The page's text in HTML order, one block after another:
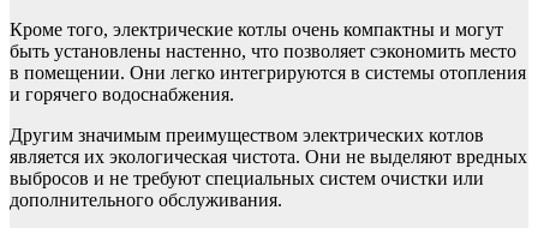
Кроме того, электрические котлы очень компактны и могут
быть установлены настенно, что позволяет сэкономить место
в помещении. Они легко интегрируются в системы отопления
и горячего водоснабжения.
Другим значимым преимуществом электрических котлов
является их экологическая чистота. Они не выделяют вредных
выбросов и не требуют специальных систем очистки или
дополнительного обслуживания.